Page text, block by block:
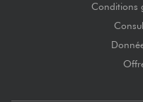
Conditions